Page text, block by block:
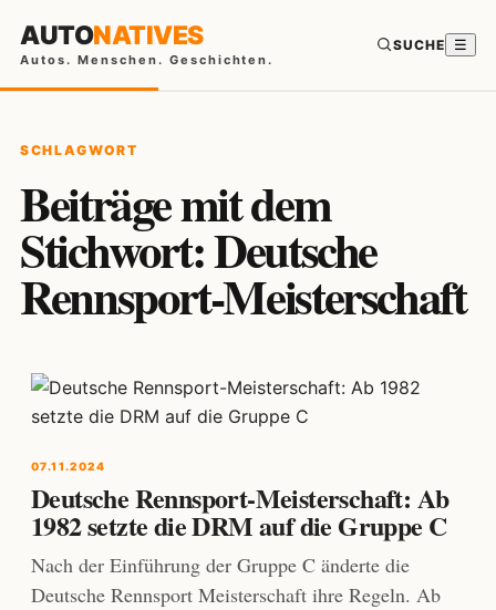
AUTONATIVES
Autos. Menschen. Geschichten.
SUCHE ☰
SCHLAGWORT
Beiträge mit dem
Stichwort: Deutsche
Rennsport-Meisterschaft
07.11.2024
Deutsche Rennsport-Meisterschaft: Ab
1982 setzte die DRM auf die Gruppe C
Nach der Einführung der Gruppe C änderte die
Deutsche Rennsport Meisterschaft ihre Regeln. Ab